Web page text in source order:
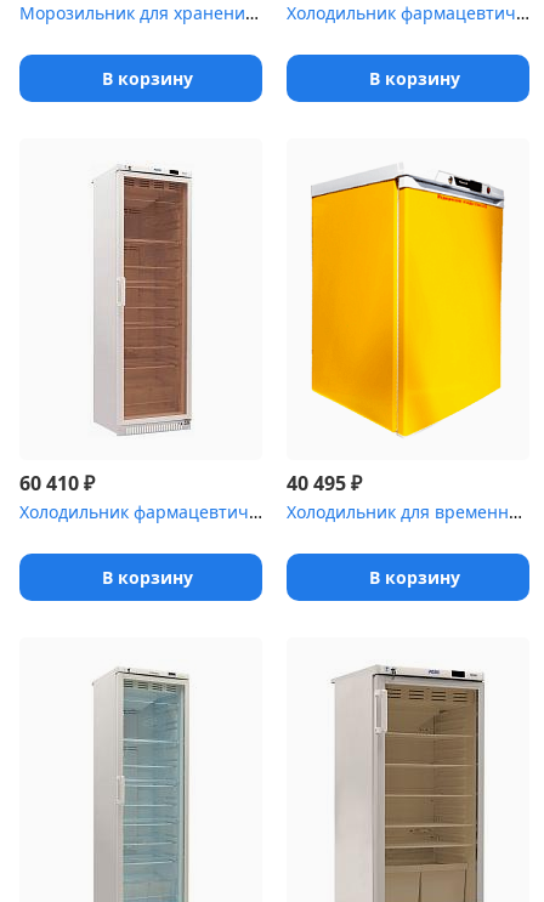
Морозильник для хранения медицинских отходов Саратов-601М
В корзину
Холодильник фармацевтический Pozis ХЛ-340(ТС)
В корзину
60 410₽
Холодильник фармацевтический Pozis ХФ-400-3 со стеклянной дверью ...
В корзину
40 495₽
Холодильник для временного хранения медицинских отходов Саратов-5...
В корзину